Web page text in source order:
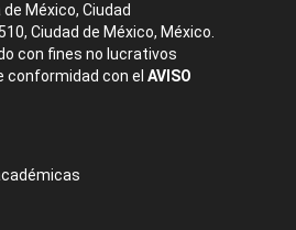
México, Ciudad
Ciudad de México, México.
con fines no lucrativos
conformidad con el AVISO